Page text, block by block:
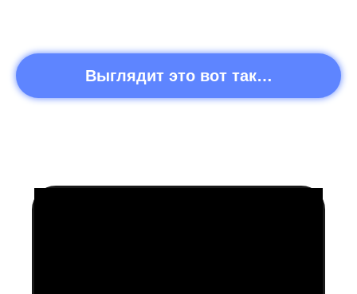
Выглядит это вот так…